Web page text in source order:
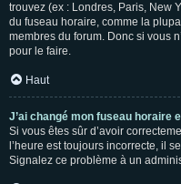
trouvez (ex : Londres, Paris, New
du fuseau horaire, comme la
membres du forum. Donc si vous
pour le faire.
Haut
J’ai changé mon fuseau horaire
Si vous êtes sûr d’avoir
l’heure est toujours incorrecte, il
Signalez ce problème à un